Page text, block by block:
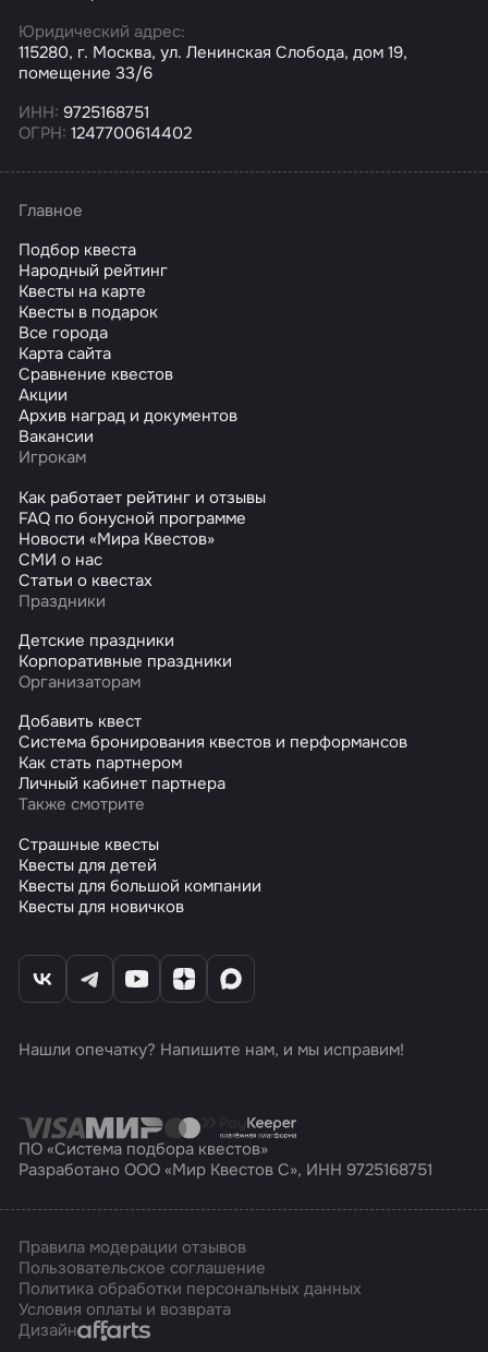
Юридический адрес:
115280, г. Москва, ул. Ленинская Слобода, дом 19,
помещение 33/6
ИНН: 9725168751
ОГРН: 1247700614402
Главное
Подбор квеста
Народный рейтинг
Квесты на карте
Квесты в подарок
Все города
Карта сайта
Сравнение квестов
Акции
Архив наград и документов
Вакансии
Игрокам
Как работает рейтинг и отзывы
FAQ по бонусной программе
Новости «Мира Квестов»
СМИ о нас
Статьи о квестах
Праздники
Детские праздники
Корпоративные праздники
Организаторам
Добавить квест
Система бронирования квестов и перформансов
Как стать партнером
Личный кабинет партнера
Также смотрите
Страшные квесты
Квесты для детей
Квесты для большой компании
Квесты для новичков
Нашли опечатку? Напишите нам, и мы исправим!
ПО «Система подбора квестов»
Разработано ООО «Мир Квестов С», ИНН 9725168751
Правила модерации отзывов
Пользовательское соглашение
Политика обработки персональных данных
Условия оплаты и возврата
ДизайнAffarts